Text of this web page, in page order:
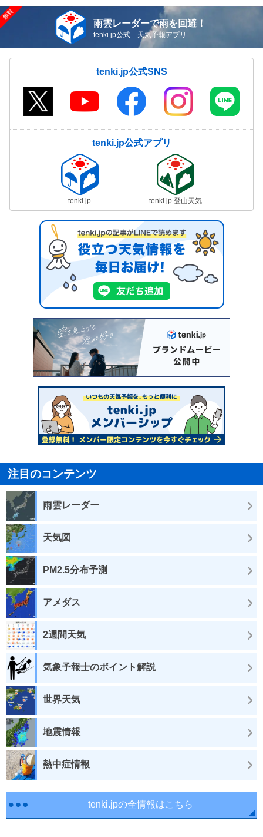
雨雲レーダーで雨を回避！
tenki.jp公式 天気予報アプリ
tenki.jp公式SNS
tenki.jp公式アプリ
tenki.jp tenki.jp 登山天気
注目のコンテンツ
雨雲レーダー
天気図
PM2.5分布予測
アメダス
2週間天気
気象予報士のポイント解説
世界天気
地震情報
熱中症情報
tenki.jpの全情報はこちら